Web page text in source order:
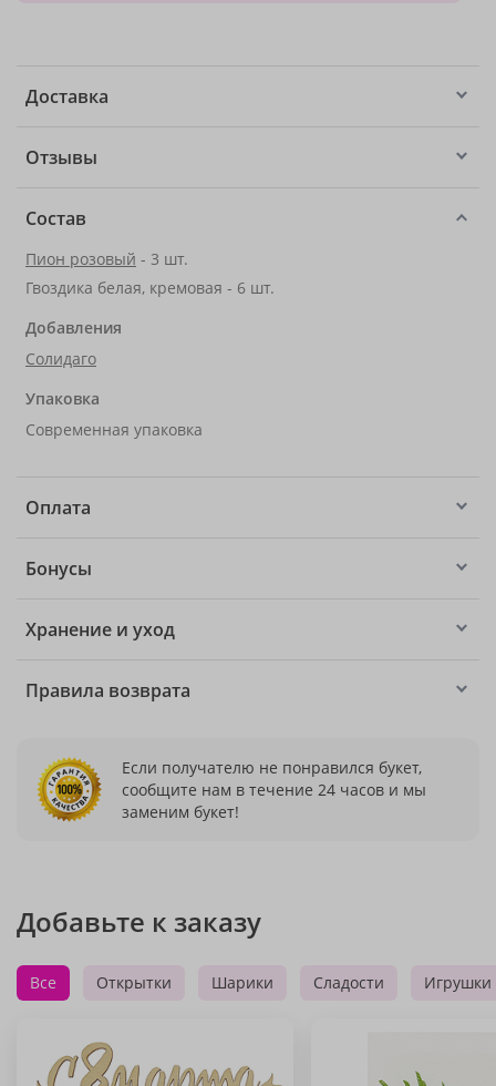
Доставка
Отзывы
Состав
Пион розовый - 3 шт.
Гвоздика белая, кремовая - 6 шт.
Добавления
Солидаго
Упаковка
Современная упаковка
Оплата
Бонусы
Хранение и уход
Правила возврата
Если получателю не понравился букет,
сообщите нам в течение 24 часов и мы
заменим букет!
Добавьте к заказу
Все Открытки Шарики Сладости Игрушки